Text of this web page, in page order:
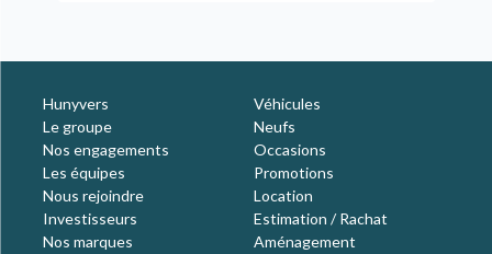
Hunyvers
Le groupe
Nos engagements
Les équipes
Nous rejoindre
Investisseurs
Nos marques
Véhicules
Neufs
Occasions
Promotions
Location
Estimation / Rachat
Aménagement